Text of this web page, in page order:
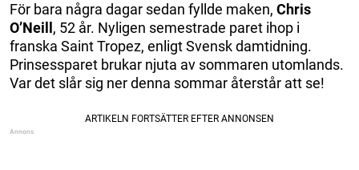
För bara några dagar sedan fyllde maken, Chris
O’Neill , 52 år. Nyligen semestrade paret ihop i
franska Saint Tropez, enligt Svensk damtidning.
Prinsessparet brukar njuta av sommaren utomlands.
Var det slår sig ner denna sommar återstår att se!